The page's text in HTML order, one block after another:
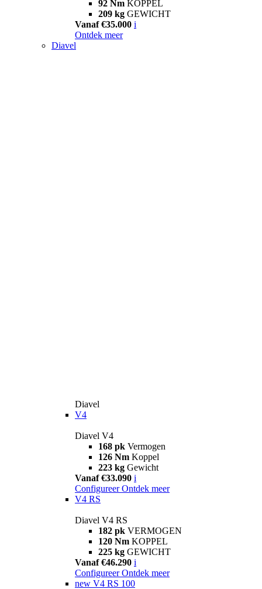
92 Nm KOPPEL
209 kg GEWICHT
Vanaf €35.000 i
Ontdek meer
Diavel
Diavel
V4
Diavel V4
168 pk Vermogen
126 Nm Koppel
223 kg Gewicht
Vanaf €33.090 i
Configureer Ontdek meer
V4 RS
Diavel V4 RS
182 pk VERMOGEN
120 Nm KOPPEL
225 kg GEWICHT
Vanaf €46.290 i
Configureer Ontdek meer
new V4 RS 100